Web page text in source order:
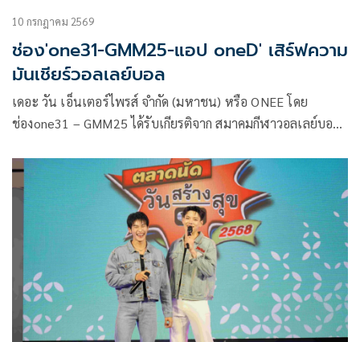
10 กรกฎาคม 2569
ช่อง'one31-GMM25-แอป oneD' เสิร์ฟความ
มันเชียร์วอลเลย์บอล
เดอะ วัน เอ็นเตอร์ไพรส์ จำกัด (มหาชน) หรือ ONEE โดย
ช่องone31 – GMM25 ได้รับเกียรติจาก สมาคมกีฬาวอลเลย์บอล
หน้าที่ถ่ายทอดสดการแข่งขันวอลเลย์บอลรายการ BYD DMI 6th
SEA V CUP 2026 การแข่งขันวอลเลย์บอลรายการที่ยิ่งใหญ่ที่สุด
ในอาเซียน ส่งตรงความสนุกแบบจัดเต็มตั้งแต่วันที่ 15 กรกฎาคม
ทุกสนามทั้งทีมหญิงและทีมชาย ผ่านหน้าจอ ช่องone31, GMM
25 และรับชมสดออนไลน์ทางแอพพลิเคชั่น oneD